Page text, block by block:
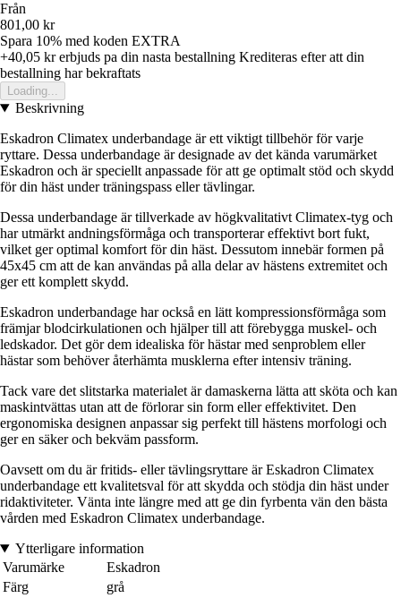
Från
801,00 kr
Spara 10% med koden EXTRA
+40,05 krerbjuds pa din nasta bestallning Krediteras efter att din
bestallning har bekraftats
Loading...
Beskrivning
Eskadron Climatex underbandage är ett viktigt tillbehör för varje
ryttare. Dessa underbandage är designade av det kända varumärket
Eskadron och är speciellt anpassade för att ge optimalt stöd och skydd
för din häst under träningspass eller tävlingar.
Dessa underbandage är tillverkade av högkvalitativt Climatex-tyg och
har utmärkt andningsförmåga och transporterar effektivt bort fukt,
vilket ger optimal komfort för din häst. Dessutom innebär formen på
45x45 cm att de kan användas på alla delar av hästens extremitet och
ger ett komplett skydd.
Eskadron underbandage har också en lätt kompressionsförmåga som
främjar blodcirkulationen och hjälper till att förebygga muskel- och
ledskador. Det gör dem idealiska för hästar med senproblem eller
hästar som behöver återhämta musklerna efter intensiv träning.
Tack vare det slitstarka materialet är damaskerna lätta att sköta och kan
maskintvättas utan att de förlorar sin form eller effektivitet. Den
ergonomiska designen anpassar sig perfekt till hästens morfologi och
ger en säker och bekväm passform.
Oavsett om du är fritids- eller tävlingsryttare är Eskadron Climatex
underbandage ett kvalitetsval för att skydda och stödja din häst under
ridaktiviteter. Vänta inte längre med att ge din fyrbenta vän den bästa
vården med Eskadron Climatex underbandage.
Ytterligare information
Varumärke
Eskadron
Färg
grå